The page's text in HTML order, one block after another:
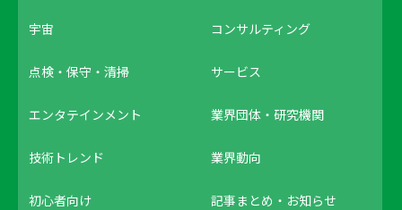
宇宙 コンサルティング
点検・保守・清掃 サービス
エンタテインメント 業界団体・研究機関
技術トレンド 業界動向
初心者向け 記事まとめ・お知らせ